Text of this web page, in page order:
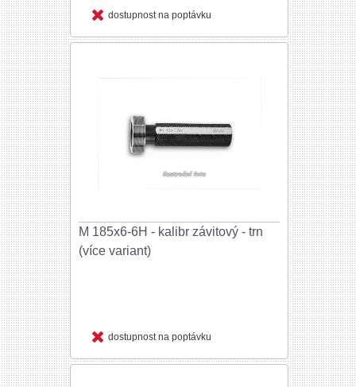
dostupnost na poptávku
M 185x6-6H - kalibr závitový - trn
(více variant)
dostupnost na poptávku